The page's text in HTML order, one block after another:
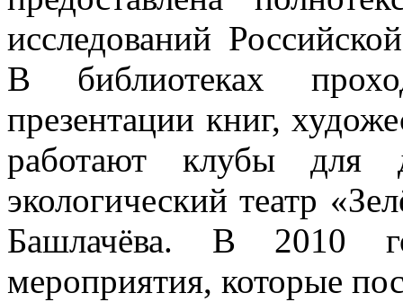
исследований
В библиотеках
презентации книг,
работают клубы для
экологический театр
Башлачёва. В 2010
мероприятия, которые